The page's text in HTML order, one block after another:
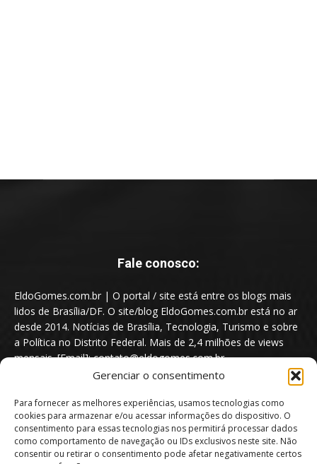
Gerenciar o consentimento
Para fornecer as melhores experiências, usamos tecnologias como
cookies para armazenar e/ou acessar informações do dispositivo. O
consentimento para essas tecnologias nos permitirá processar dados
como comportamento de navegação ou IDs exclusivos neste site. Não
consentir ou retirar o consentimento pode afetar negativamente certos
Fale conosco:
EldoGomes.com.br | O portal / site está entre os blogs mais
lidos de Brasília/DF. O site/blog EldoGomes.com.br está no ar
desde 2014. Notícias de Brasília, Tecnologia, Turismo e sobre
a Política no Distrito Federal. Mais de 2,4 milhões de views
mensais. [Email]: contato@eldogomes.com.br